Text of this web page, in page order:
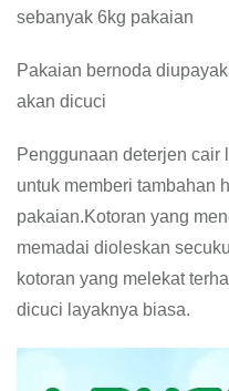
sebanyak 6kg pakaian
Pakaian bernoda
akan dicuci
Penggunaan deterjen cair
untuk memberi tambahan
pakaian.Kotoran yang
memadai dioleskan
kotoran yang melekat
dicuci layaknya biasa.